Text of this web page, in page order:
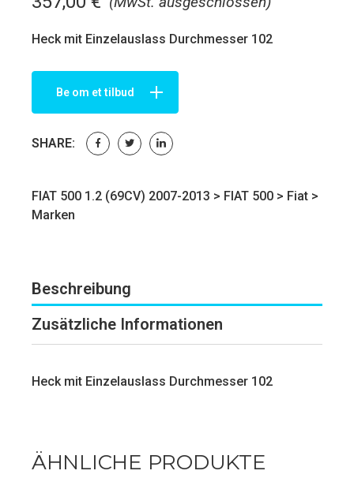
Heck mit Einzelauslass Durchmesser 102
Be om et tilbud
SHARE:
FIAT 500 1.2 (69CV) 2007-2013 > FIAT 500 > Fiat >
Marken
Beschreibung
Zusätzliche Informationen
Heck mit Einzelauslass Durchmesser 102
ÄHNLICHE PRODUKTE